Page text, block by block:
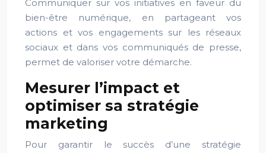
Communiquer sur vos initiatives en faveur du
bien-être numérique, en partageant vos
actions et vos engagements sur les réseaux
sociaux et dans vos communiqués de presse,
permet de valoriser votre démarche.
Mesurer l’impact et
optimiser sa stratégie
marketing
Pour garantir le succès d’une stratégie